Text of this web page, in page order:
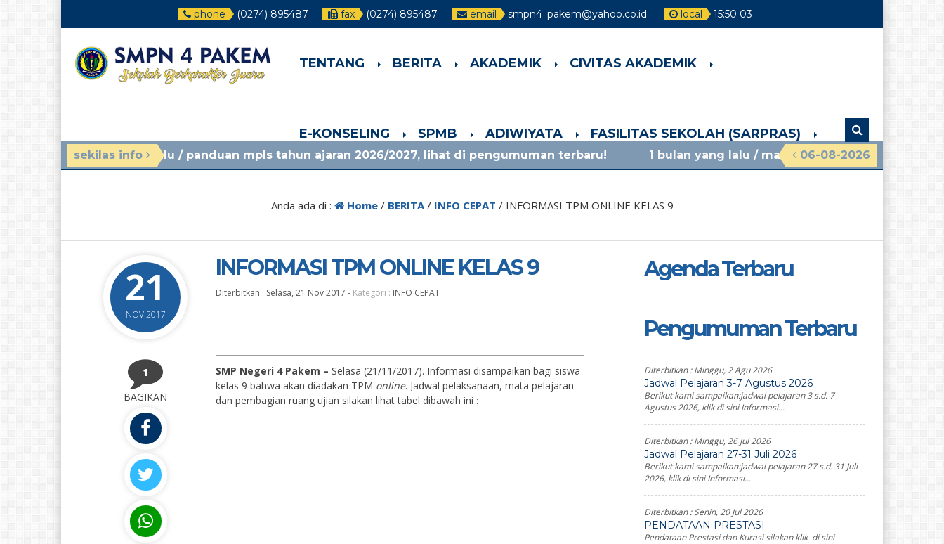
phone (0274) 895487 fax (0274) 895487 email smpn4_pakem@yahoo.co.id local 15:50 04
TENTANG BERITA AKADEMIK CIVITAS AKADEMIK
E-KONSELING SPMB ADIWIYATA FASILITAS SEKOLAH (SARPRAS)
sekilas info 06-08-2026
yang lalu/ panduan mpls tahun ajaran 2026/2027, lihat di pengumuman terbaru! 1 bulan yang lalu/ materi sosialisasi mpls ramah 2026 smpn
Anda ada di : Home/ BERITA/ INFO CEPAT / INFORMASI TPM ONLINE KELAS 9
21
NOV 2017
INFORMASI TPM ONLINE KELAS 9
Diterbitkan : Selasa, 21 Nov 2017 - Kategori : INFO CEPAT
1
BAGIKAN
SMP Negeri 4 Pakem – Selasa (21/11/2017). Informasi disampaikan bagi siswa
kelas 9 bahwa akan diadakan TPM online. Jadwal pelaksanaan, mata pelajaran
dan pembagian ruang ujian silakan lihat tabel dibawah ini :
Agenda Terbaru
Pengumuman Terbaru
Diterbitkan :Minggu, 2 Agu 2026
Jadwal Pelajaran 3-7 Agustus 2026
Berikut kami sampaikan:jadwal pelajaran 3 s.d. 7
Agustus 2026, klik di sini Informasi...
Diterbitkan :Minggu, 26 Jul 2026
Jadwal Pelajaran 27-31 Juli 2026
Berikut kami sampaikan:jadwal pelajaran 27 s.d. 31 Juli
2026, klik di sini Informasi...
Diterbitkan :Senin, 20 Jul 2026
PENDATAAN PRESTASI
Pendataan Prestasi dan Kurasi silakan klik di sini